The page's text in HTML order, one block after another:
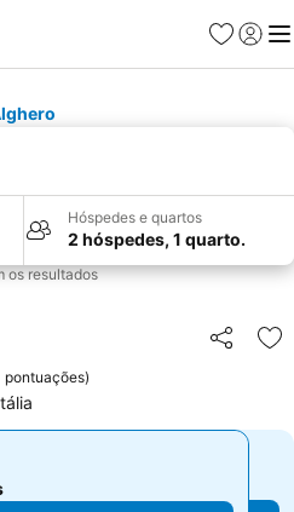
Favoritos
Iniciar
Hóspedes e quartos
2 hóspedes, 1 quarto.
os resultados
Partilhar
pontuações)